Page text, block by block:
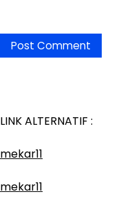
LINK ALTERNATIF :
mekar11
mekar11